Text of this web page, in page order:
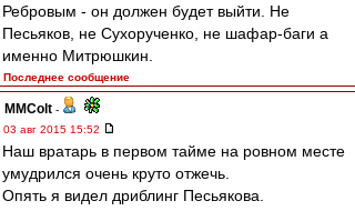
Ребровым - он должен будет выйти. Не
Песьяков, не Сухорученко, не шафар-баги а
именно Митрюшкин.
Последнее сообщение
MMColt -
03 авг 2015 15:52
Наш вратарь в первом тайме на ровном месте
умудрился очень круто отжечь.
Опять я видел дриблинг Песьякова.